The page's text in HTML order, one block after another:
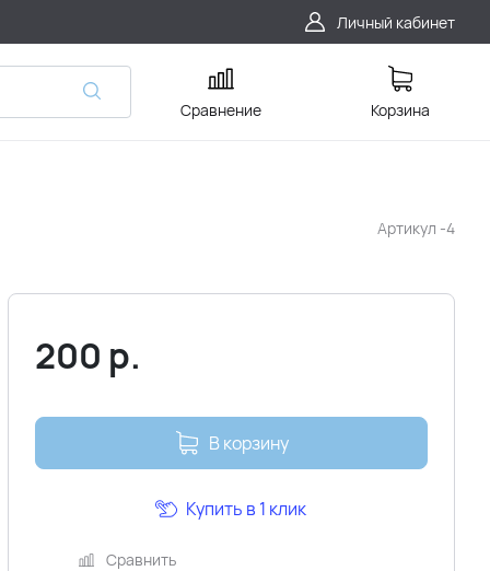
Личный кабинет
Сравнение Корзина
Артикул -4
200 р.
В корзину
Сравнить
Купить в 1 клик